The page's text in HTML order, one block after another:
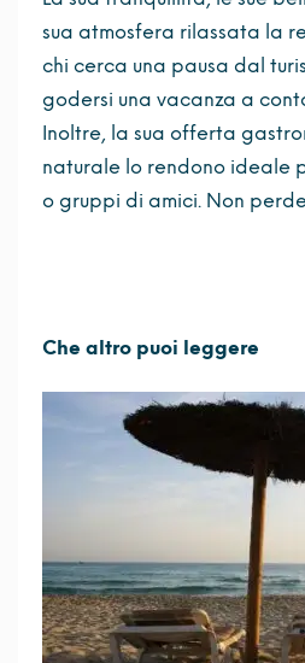
sua atmosfera rilassata la
chi cerca una pausa dal
godersi una vacanza a
Inoltre, la sua offerta
naturale lo rendono ideale
o gruppi di amici. Non
Che altro puoi leggere